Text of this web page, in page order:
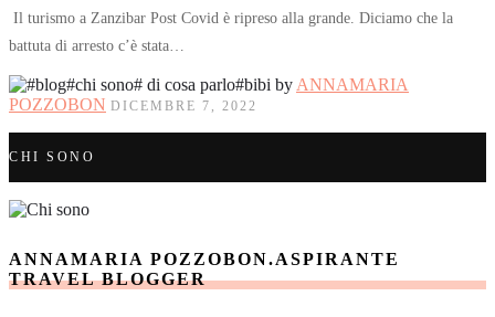
Il turismo a Zanzibar Post Covid è ripreso alla grande. Diciamo che la
battuta di arresto c’è stata…
by ANNAMARIA
POZZOBON DICEMBRE 7, 2022
CHI SONO
ANNAMARIA POZZOBON.ASPIRANTE
TRAVEL BLOGGER